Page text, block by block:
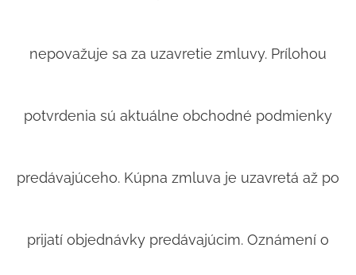
nepovažuje sa za uzavretie zmluvy. Prílohou
potvrdenia sú aktuálne obchodné podmienky
predávajúceho. Kúpna zmluva je uzavretá až po
prijatí objednávky predávajúcim. Oznámení o